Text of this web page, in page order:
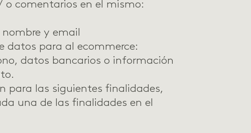
o comentarios en el mismo:
nombre y email
datos para al ecommerce:
datos bancarios o información
para las siguientes finalidades,
una de las finalidades en el